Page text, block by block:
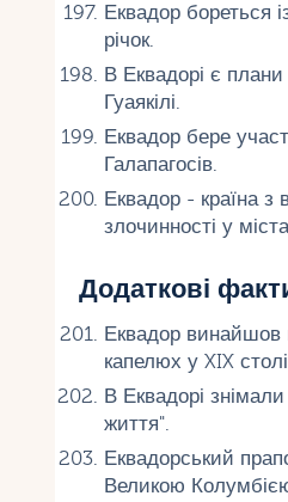
Еквадор бореться
річок.
В Еквадорі є
Гуаякілі.
Еквадор бере
Галапагосів.
Еквадор - країна з
злочинності у
Додаткові
Еквадор винайшов
капелюх у XIX
В Еквадорі
життя".
Еквадорський
Великою